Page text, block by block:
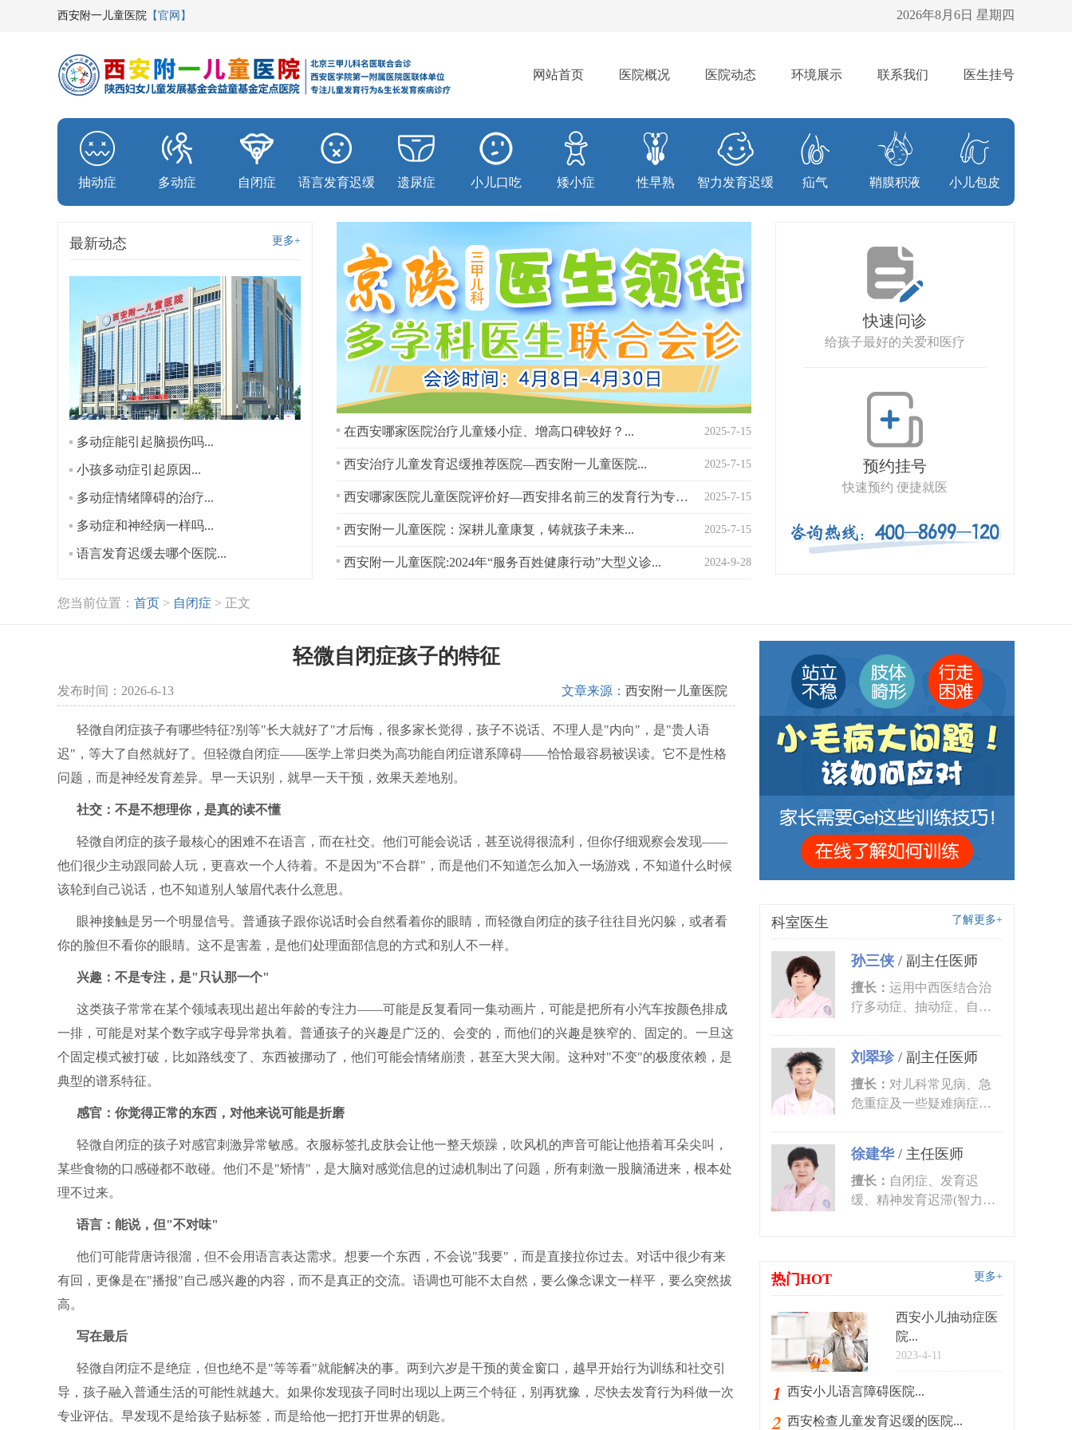
西安附一儿童医院 【官网】 2026年8月6日 星期四
网站首页 医院概况 医院动态 环境展示 联系我们 医生挂号
抽动症 多动症 自闭症 语言发育迟缓 遗尿症 小儿口吃 矮小症 性早熟 智力发育迟缓 疝气 鞘膜积液 小儿包皮
更多+
最新动态
多动症能引起脑损伤吗...
小孩多动症引起原因...
多动症情绪障碍的治疗...
多动症和神经病一样吗...
语言发育迟缓去哪个医院...
在西安哪家医院治疗儿童矮小症、增高口碑较好？... 2025-7-15
西安治疗儿童发育迟缓推荐医院—西安附一儿童医院... 2025-7-15
西安哪家医院儿童医院评价好—西安排名前三的发育行为专科医院？... 2025-7-15
西安附一儿童医院：深耕儿童康复，铸就孩子未来... 2025-7-15
西安附一儿童医院:2024年“服务百姓健康行动”大型义诊... 2024-9-28
快速问诊
给孩子最好的关爱和医疗
预约挂号
快速预约 便捷就医
您当前位置： 首页 > 自闭症 > 正文
轻微自闭症孩子的特征
发布时间：2026-6-13 文章来源： 西安附一儿童医院
轻微自闭症孩子有哪些特征?别等"长大就好了"才后悔，很多家长觉得，孩子不说话、不理人是"内向"，是"贵人语
迟"，等大了自然就好了。但轻微自闭症——医学上常归类为高功能自闭症谱系障碍——恰恰最容易被误读。它不是性格
问题，而是神经发育差异。早一天识别，就早一天干预，效果天差地别。
社交：不是不想理你，是真的读不懂
轻微自闭症的孩子最核心的困难不在语言，而在社交。他们可能会说话，甚至说得很流利，但你仔细观察会发现——
他们很少主动跟同龄人玩，更喜欢一个人待着。不是因为"不合群"，而是他们不知道怎么加入一场游戏，不知道什么时候
该轮到自己说话，也不知道别人皱眉代表什么意思。
眼神接触是另一个明显信号。普通孩子跟你说话时会自然看着你的眼睛，而轻微自闭症的孩子往往目光闪躲，或者看
你的脸但不看你的眼睛。这不是害羞，是他们处理面部信息的方式和别人不一样。
兴趣：不是专注，是"只认那一个"
这类孩子常常在某个领域表现出超出年龄的专注力——可能是反复看同一集动画片，可能是把所有小汽车按颜色排成
一排，可能是对某个数字或字母异常执着。普通孩子的兴趣是广泛的、会变的，而他们的兴趣是狭窄的、固定的。一旦这
个固定模式被打破，比如路线变了、东西被挪动了，他们可能会情绪崩溃，甚至大哭大闹。这种对"不变"的极度依赖，是
典型的谱系特征。
感官：你觉得正常的东西，对他来说可能是折磨
轻微自闭症的孩子对感官刺激异常敏感。衣服标签扎皮肤会让他一整天烦躁，吹风机的声音可能让他捂着耳朵尖叫，
某些食物的口感碰都不敢碰。他们不是"矫情"，是大脑对感觉信息的过滤机制出了问题，所有刺激一股脑涌进来，根本处
理不过来。
语言：能说，但"不对味"
他们可能背唐诗很溜，但不会用语言表达需求。想要一个东西，不会说"我要"，而是直接拉你过去。对话中很少有来
有回，更像是在"播报"自己感兴趣的内容，而不是真正的交流。语调也可能不太自然，要么像念课文一样平，要么突然拔
高。
写在最后
轻微自闭症不是绝症，但也绝不是"等等看"就能解决的事。两到六岁是干预的黄金窗口，越早开始行为训练和社交引
导，孩子融入普通生活的可能性就越大。如果你发现孩子同时出现以上两三个特征，别再犹豫，尽快去发育行为科做一次
专业评估。早发现不是给孩子贴标签，而是给他一把打开世界的钥匙。
了解更多+
科室医生
孙三侠 / 副主任医师
擅长： 运用中西医结合治
疗多动症、抽动症、自闭
刘翠珍/ 副主任医师
擅长： 对儿科常见病、急
危重症及一些疑难病症的
徐建华/ 主任医师
擅长： 自闭症、发育迟
缓、精神发育迟滞(智力低
更多+
热门HOT
西安小儿抽动症医
院...
2023-4-11
西安小儿语言障碍医院...
西安检查儿童发育迟缓的医院...